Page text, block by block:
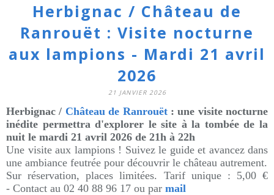
Herbignac / Château de
Ranrouët : Visite nocturne
aux lampions - Mardi 21 avril
2026
21 JANVIER 2026
Herbignac / Château de Ranrouët:une visite nocturne
inédite permettra d'explorer le site à la tombée de la
nuit le mardi 21 avril 2026 de 21h à 22h
Une visite aux lampions ! Suivez le guide et avancez dans
une ambiance feutrée pour découvrir le château autrement.
Sur réservation, places limitées. Tarif unique : 5,00 €
- Contact au 02 40 88 96 17 ou par mail